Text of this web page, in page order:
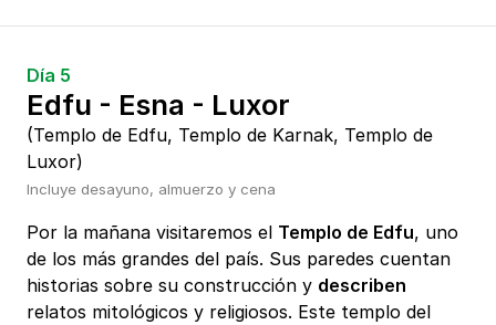
Día 5
Edfu - Esna - Luxor
(Templo de Edfu, Templo de Karnak, Templo de
Luxor)
Incluye desayuno, almuerzo y cena
Por la mañana visitaremos el Templo de Edfu, uno
de los más grandes del país. Sus paredes cuentan
historias sobre su construcción y describen
relatos mitológicos y religiosos. Este templo del